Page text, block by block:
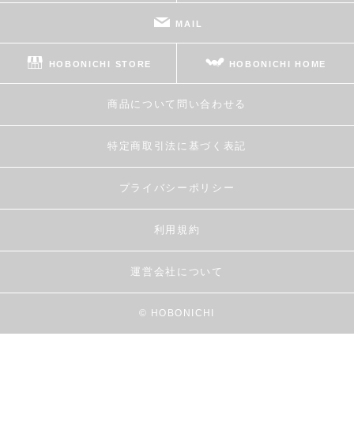
MAIL
HOBONICHI STORE HOBONICHI HOME
商品について問い合わせる
特定商取引法に基づく表記
プライバシーポリシー
利用規約
運営会社について
© HOBONICHI